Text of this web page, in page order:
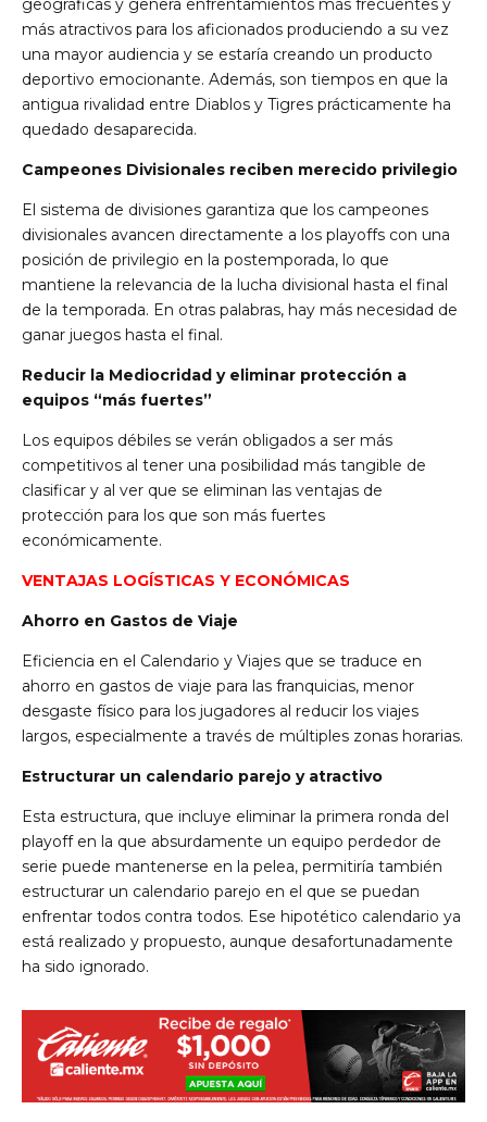
geográficas y genera enfrentamientos más frecuentes y
más atractivos para los aficionados produciendo a su vez
una mayor audiencia y se estaría creando un producto
deportivo emocionante. Además, son tiempos en que la
antigua rivalidad entre Diablos y Tigres prácticamente ha
quedado desaparecida.
Campeones Divisionales reciben merecido privilegio
El sistema de divisiones garantiza que los campeones
divisionales avancen directamente a los playoffs con una
posición de privilegio en la postemporada, lo que
mantiene la relevancia de la lucha divisional hasta el final
de la temporada. En otras palabras, hay más necesidad de
ganar juegos hasta el final.
Reducir la Mediocridad y eliminar protección a
equipos “más fuertes”
Los equipos débiles se verán obligados a ser más
competitivos al tener una posibilidad más tangible de
clasificar y al ver que se eliminan las ventajas de
protección para los que son más fuertes
económicamente.
VENTAJAS LOGÍSTICAS Y ECONÓMICAS
Ahorro en Gastos de Viaje
Eficiencia en el Calendario y Viajes que se traduce en
ahorro en gastos de viaje para las franquicias, menor
desgaste físico para los jugadores al reducir los viajes
largos, especialmente a través de múltiples zonas horarias.
Estructurar un calendario parejo y atractivo
Esta estructura, que incluye eliminar la primera ronda del
playoff en la que absurdamente un equipo perdedor de
serie puede mantenerse en la pelea, permitiría también
estructurar un calendario parejo en el que se puedan
enfrentar todos contra todos. Ese hipotético calendario ya
está realizado y propuesto, aunque desafortunadamente
ha sido ignorado.